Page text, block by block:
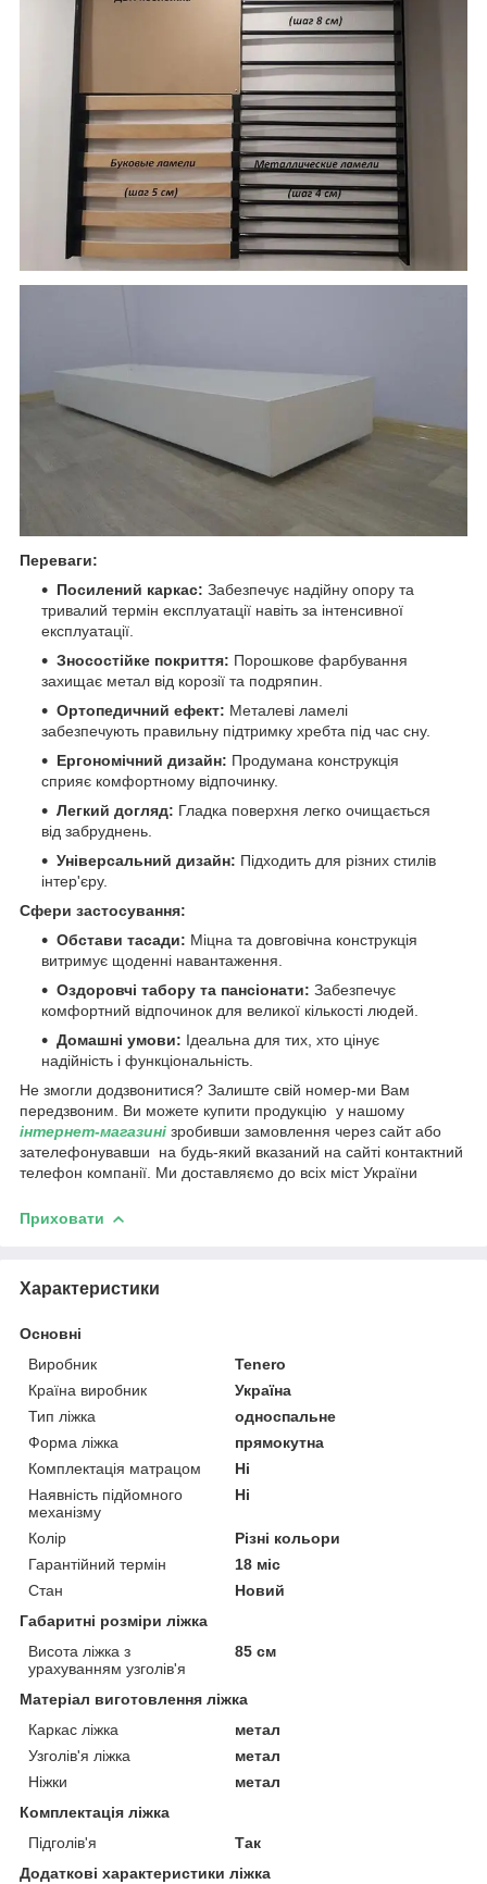
Переваги:
Посилений каркас: Забезпечує надійну опору та
тривалий термін експлуатації навіть за інтенсивної
експлуатації.
Зносостійке покриття: Порошкове фарбування
захищає метал від корозії та подряпин.
Ортопедичний ефект: Металеві ламелі
забезпечують правильну підтримку хребта під час сну.
Ергономічний дизайн: Продумана конструкція
сприяє комфортному відпочинку.
Легкий догляд: Гладка поверхня легко очищається
від забруднень.
Універсальний дизайн: Підходить для різних стилів
інтер'єру.
Сфери застосування:
Обстави тасади: Міцна та довговічна конструкція
витримує щоденні навантаження.
Оздоровчі табору та пансіонати: Забезпечує
комфортний відпочинок для великої кількості людей.
Домашні умови: Ідеальна для тих, хто цінує
надійність і функціональність.
Не змогли додзвонитися? Залиште свій номер-ми Вам
передзвоним. Ви можете купити продукцію у нашому
інтернет-магазині зробивши замовлення через сайт або
зателефонувавши на будь-який вказаний на сайті контактний
телефон компанії. Ми доставляємо до всіх міст України
Приховати
Характеристики
Основні
Виробник
Tenero
Країна виробник
Україна
Тип ліжка
односпальне
Форма ліжка
прямокутна
Комплектація матрацом
Ні
Наявність підйомного
механізму
Ні
Колір
Різні кольори
Гарантійний термін
18 міс
Стан
Новий
Габаритні розміри ліжка
Висота ліжка з
урахуванням узголів'я
85 см
Матеріал виготовлення ліжка
Каркас ліжка
метал
Узголів'я ліжка
метал
Ніжки
метал
Комплектація ліжка
Підголів'я
Так
Додаткові характеристики ліжка